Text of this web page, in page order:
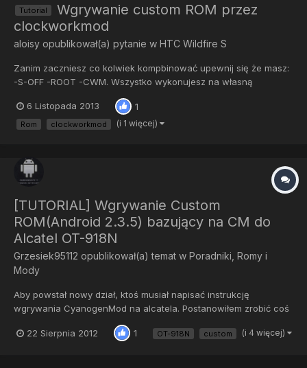
Tutorial
Wgrywanie custom ROM przez
clockworkmod
aloisy opublikował(a) pytanie w HTC Wildfire S
Zanim zaczniesz co kolwiek kompbinować upewnij się że masz:
-S-OFF -ROOT -CWM. Wszystko wykonujesz na własną
wgrać custom rom przez CWM, wrzucasz pobrany rom do
pamięci telefonu (do samej pamięci, a nie do jakiegoś folderu).
6 Listopada 2013 1
Rom clockworkmod (i 1 więcej)
[TUTORIAL] Wgrywanie Custom
ROM(Android 2.3.5) bazujący na CM do
Alcatel OT-918N
Grzesiek95112 opublikował(a) temat w Poradniki, Romy i
Mody
Aby powstał nowy dział, ktoś musiał napisać instrukcję
wgrywania CyanogenMod na alcatela. Postanowiłem zrobić coś
znalazłem czystego CyanogenModa na te telefony. Za to
22 Sierpnia 2012 1 OT-918N custom (i 4 więcej)